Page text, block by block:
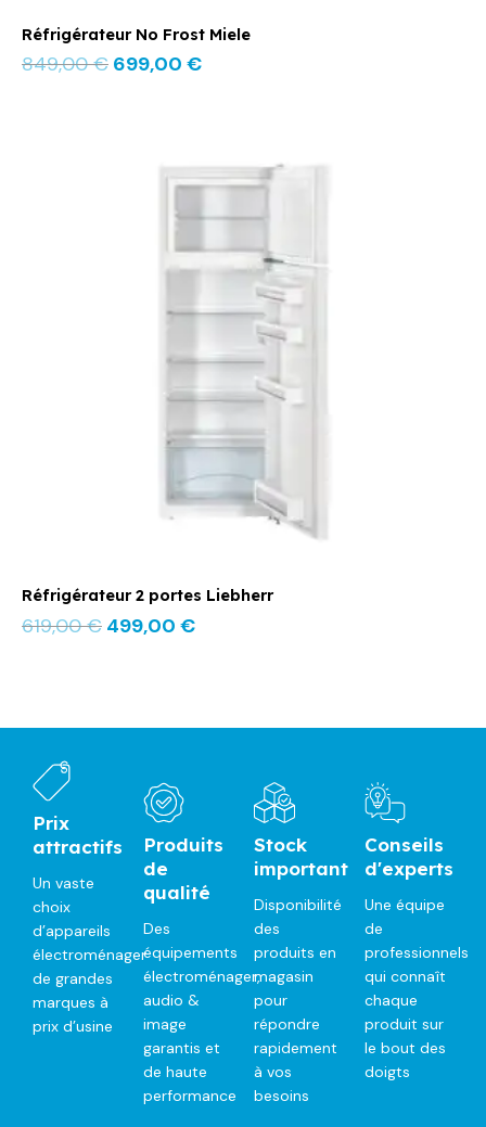
Réfrigérateur No Frost Miele
849,00€ 699,00 €
Réfrigérateur 2 portes Liebherr
619,00€ 499,00 €
prix
actuel
est :
Prix
attractifs
Un vaste
choix
d’appareils
électroménager
de grandes
marques à
prix d’usine
Produits
de
qualité
Des
équipements
électroménager,
audio &
image
garantis et
de haute
performance
Stock
important
Disponibilité
des
produits en
magasin
pour
répondre
rapidement
à vos
besoins
Conseils
d'experts
Une équipe
de
professionnels
qui connaît
chaque
produit sur
le bout des
doigts